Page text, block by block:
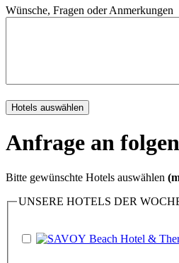
Wünsche, Fragen oder Anmerkungen
Anfrage an
Bitte gewünschte Hotels auswählen
UNSERE HOTELS DER